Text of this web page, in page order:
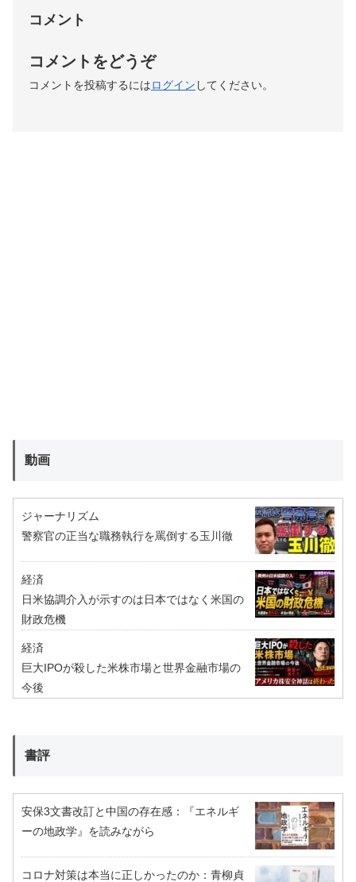
コメント
コメントをどうぞ
コメントを投稿するにはログイン してください。
動画
ジャーナリズム
警察官の正当な職務執行を罵倒する玉川徹
経済
日米協調介入が示すのは日本ではなく米国の
財政危機
経済
巨大IPOが殺した米株市場と世界金融市場の
今後
書評
安保3文書改訂と中国の存在感：『エネルギ
ーの地政学』を読みながら
コロナ対策は本当に正しかったのか：青柳貞